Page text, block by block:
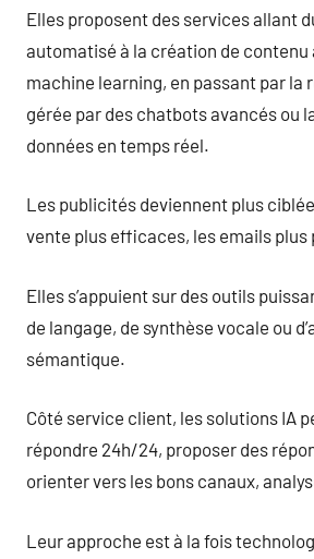
Elles proposent des services allant
automatisé à la création de contenu
machine learning, en passant par la
gérée par des chatbots avancés ou
données en temps réel.
Les publicités deviennent plus
vente plus efficaces, les emails
Elles s’appuient sur des outils
de langage, de synthèse vocale ou
sémantique.
Côté service client, les solutions IA
répondre 24h/24, proposer des
orienter vers les bons canaux,
Leur approche est à la fois